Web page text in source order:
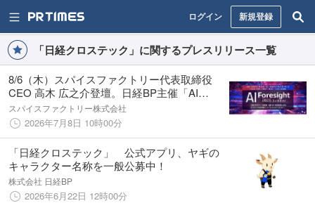
ログイン 新規登録
「日経クロステック」に関するプレスリリース一覧
8/6（木）スパイスファクトリー代表取締役
CEO 高木 広之介登壇。日経BP主催「AI
Foresight 2026 Summer」
スパイスファクトリー株式会社
2026年7月8日 10時00分
「日経クロステック」 公式アプリ、ヤギの
キャラクター名称を一般公募中！
株式会社 日経BP
2026年6月22日 12時00分